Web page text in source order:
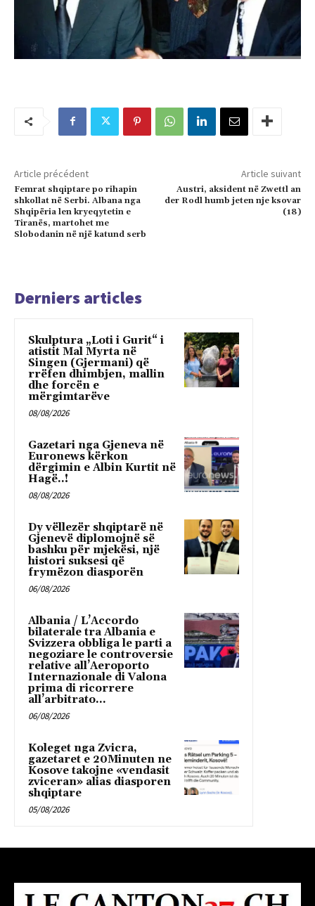
Article précédent
Femrat shqiptare po rihapin
shkollat në Serbi. Albana nga
Shqipëria len kryeqytetin e
Tiranës, martohet me
Slobodanin në një katund serb
Article suivant
Austri, aksident në Zwettl an
der Rodl humb jeten nje ksovar
(18)
Derniers articles
Skulptura „Loti i Gurit“ i
atistit Mal Myrta në
Singen (Gjermani) që
rrëfen dhimbjen, mallin
dhe forcën e
mërgimtarëve
08/08/2026
Gazetari nga Gjeneva në
Euronews kërkon
dërgimin e Albin Kurtit në
Hagë..!
08/08/2026
Dy vëllezër shqiptarë në
Gjenevë diplomojnë së
bashku për mjekësi, një
histori suksesi që
frymëzon diasporën
06/08/2026
Albania / L’Accordo
bilaterale tra Albania e
Svizzera obbliga le parti a
negoziare le controversie
relative all’Aeroporto
Internazionale di Valona
prima di ricorrere
all’arbitrato...
06/08/2026
Koleget nga Zvicra,
gazetaret e 20Minuten ne
Kosove takojne «vendasit
zviceran» alias diasporen
shqiptare
05/08/2026